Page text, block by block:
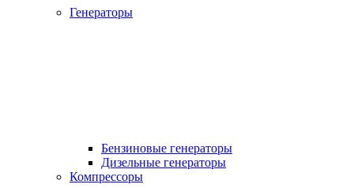
Генераторы
Бензиновые генераторы
Дизельные генераторы
Компрессоры